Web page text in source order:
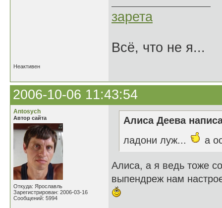
зарета
Всё, что не я...
Неактивен
2006-10-06 11:43:54
Antosych
Автор сайта
Откуда: Ярославль
Зарегистрирован: 2006-03-16
Сообщений: 5994
Алиса Деева
ладони луж...
а
Алиса, а я ведь тоже
выпендреж нам